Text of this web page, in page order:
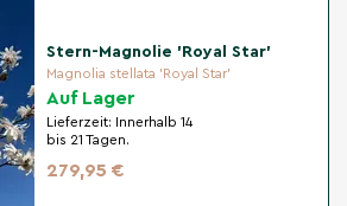
Stern-Magnolie 'Royal Star'
Magnolia stellata 'Royal Star'
Auf Lager
Lieferzeit:
Innerhalb 14
bis 21 Tagen.
279,95 €